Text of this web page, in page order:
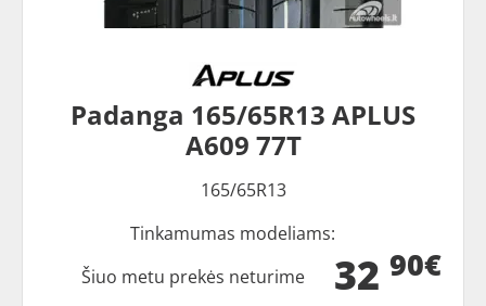
Padanga 165/65R13 APLUS
A609 77T
165/65R13
Tinkamumas modeliams:
32 90€
Šiuo metu prekės neturime